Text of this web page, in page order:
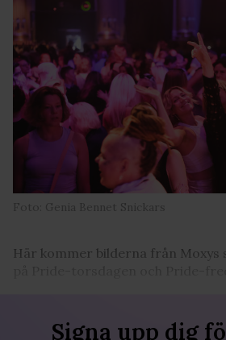
Foto: Genia Bennet Snickars
Här kommer bilderna från
Signa upp dig